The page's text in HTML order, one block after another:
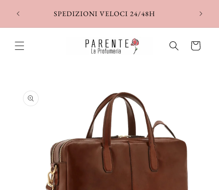
direttamente
SPEDIZIONI VELOCI 24/48H
Carrello
informazioni
sul prodotto